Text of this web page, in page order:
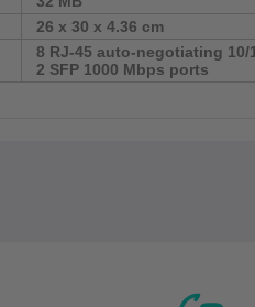
26 x 30 x 4.36 cm
8 RJ-45 auto-negotiating 10/
2 SFP 1000 Mbps ports